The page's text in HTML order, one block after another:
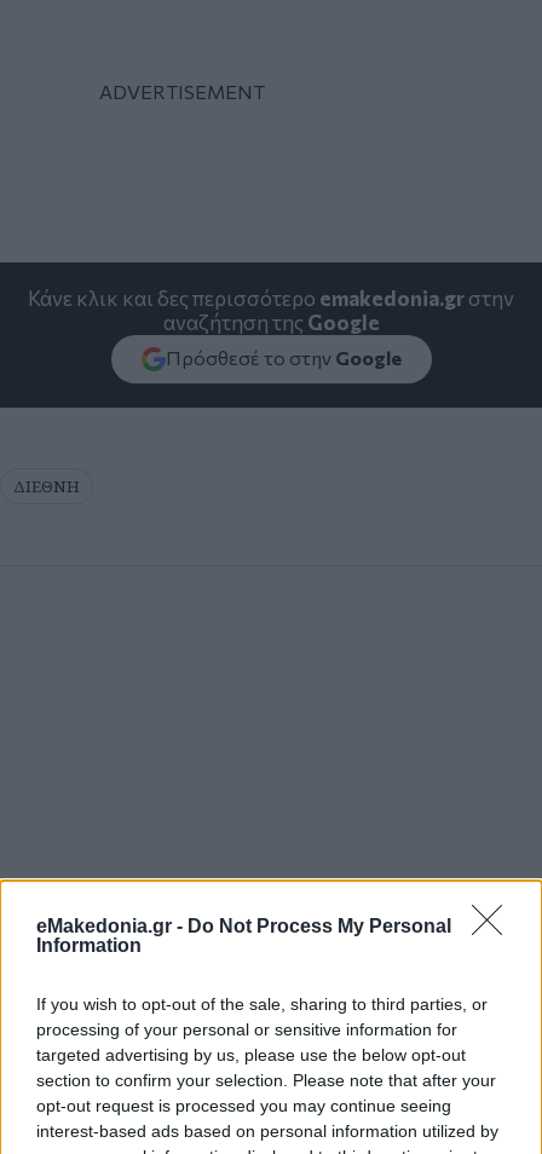
eMakedonia.gr - Do Not Process My Personal
Information
If you wish to opt-out of the sale, sharing to third parties, or
processing of your personal or sensitive information for
targeted advertising by us, please use the below opt-out
section to confirm your selection. Please note that after your
opt-out request is processed you may continue seeing
interest-based ads based on personal information utilized by
Κάνε κλικ και δες περισσότερο emakedonia.grστην
αναζήτηση της Google
Πρόσθεσέ το στην Google
ΔΙΕΘΝΗ